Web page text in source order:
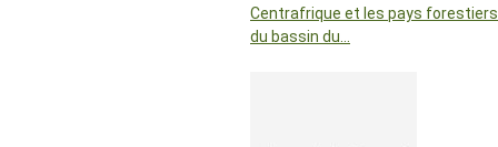
Centrafrique et les pays forestiers
du bassin du…